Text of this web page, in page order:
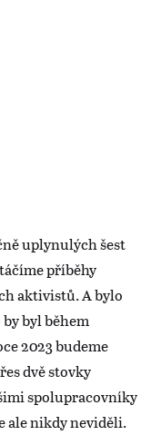
uplynulých šest
příběhy
aktivistů. A bylo
byl během
2023 budeme
dvě stovky
spolupracovníky
ale nikdy neviděli.